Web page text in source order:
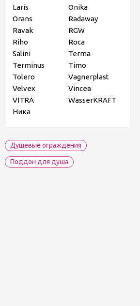
Laris
Onika
Orans
Radaway
Ravak
RGW
Riho
Roca
Salini
Terma
Terminus
Timo
Tolero
Vagnerplast
Velvex
Vincea
VITRA
WasserKRAFT
Ника
Душевые ограждения
Поддон для душа